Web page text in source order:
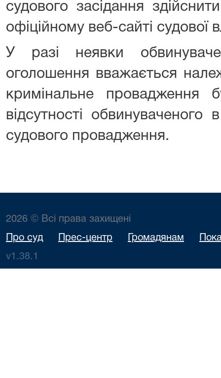
судового засідання
офіційному веб-сайті судової
У разі неявки
оголошення вважається
кримінальне провадження
відсутності обвинуваченого
судового провадження.
2026 © Всі права захищені
Про суд Прес-центр Громадянам
v1.38.1